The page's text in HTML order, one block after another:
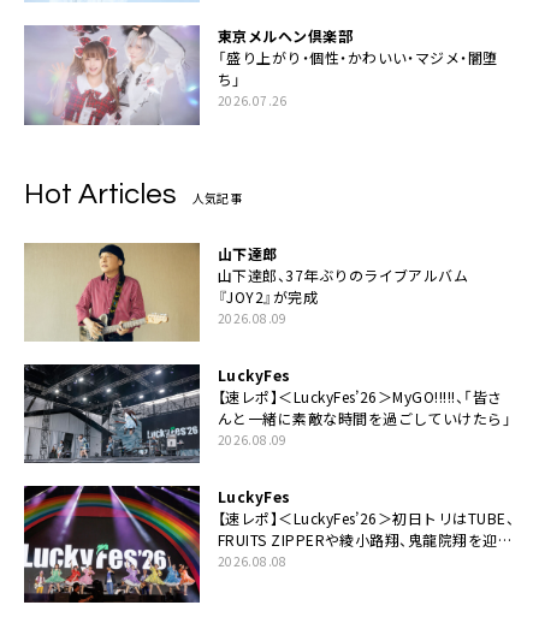
東京メルヘン倶楽部
「盛り上がり・個性・かわいい・マジメ・闇堕
ち」
2026.07.26
Hot Articles 人気記事
山下達郎
山下達郎、37年ぶりのライブアルバム
『JOY2』が完成
2026.08.09
LuckyFes
【速レポ】＜LuckyFes’26＞MyGO!!!!!、「皆さ
んと一緒に素敵な時間を過ごしていけたら」
2026.08.09
LuckyFes
【速レポ】＜LuckyFes’26＞初日トリはTUBE、
FRUITS ZIPPERや綾小路翔、鬼龍院翔を迎え
た豪華コラボも「知ってたらぜひ一緒に歌っ
2026.08.08